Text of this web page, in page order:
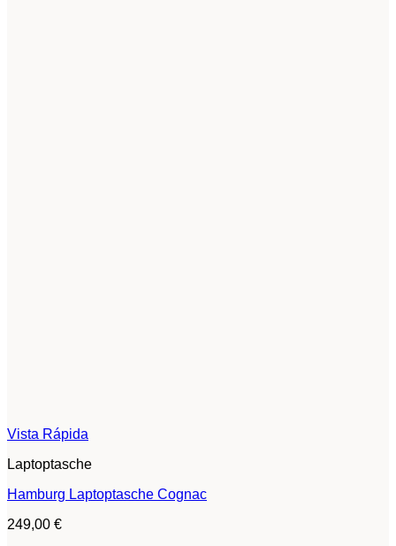
Vista Rápida
Laptoptasche
Hamburg Laptoptasche Cognac
249,00 €